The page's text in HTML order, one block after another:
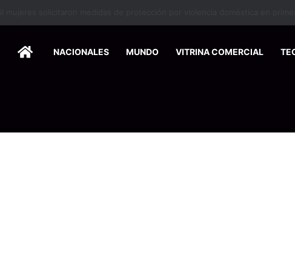
HOMENACIONALES MUNDO VITRINA COMERCIAL